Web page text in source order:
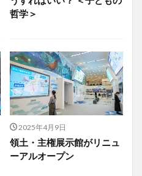
哲学＞
2025年4月9日
領土・主権展示館がリニュ
ーアルオープン